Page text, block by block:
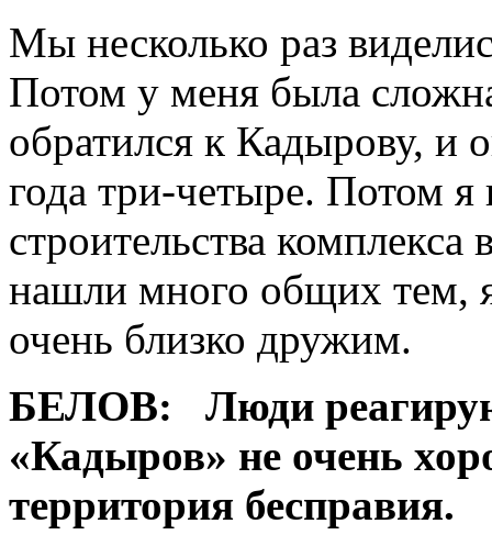
Мы несколько раз
Потом у меня была
обратился к Кадырову,
года три-четыре. Потом я
строительства
нашли много общих тем,
очень близко дружим.
БЕЛОВ: Люди
«Кадыров» не очень
территория бесправия.